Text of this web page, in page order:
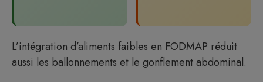
L’intégration d’aliments faibles en FODMAP réduit
aussi les ballonnements et le gonflement abdominal.